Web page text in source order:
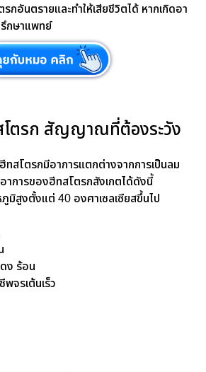
อันตรายและทำให้เสียชีวิตได้ หากเกิดอา
กษาแพทย์
โตรก สัญญาณที่ต้องระวัง
ทสโตรกมีอาการแตกต่างจากการเป็นลม
าการของฮีทสโตรกสังเกตได้ดังนี้
มิสูงตั้งแต่ 40 องศาเซลเซียสขึ้นไป
ง ร้อน
พจรเต้นเร็ว